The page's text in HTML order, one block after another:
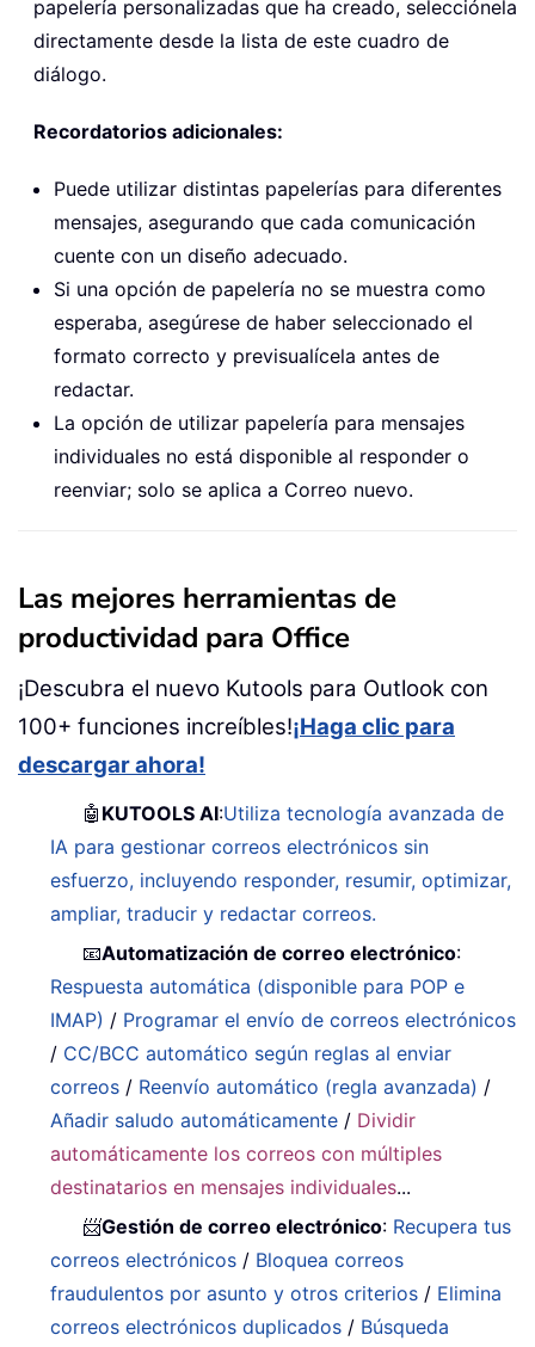
papelería personalizadas que ha creado, selecciónela
directamente desde la lista de este cuadro de
diálogo.
Recordatorios adicionales:
Puede utilizar distintas papelerías para diferentes
mensajes, asegurando que cada comunicación
cuente con un diseño adecuado.
Si una opción de papelería no se muestra como
esperaba, asegúrese de haber seleccionado el
formato correcto y previsualícela antes de
redactar.
La opción de utilizar papelería para mensajes
individuales no está disponible al responder o
reenviar; solo se aplica a Correo nuevo.
Las mejores herramientas de
productividad para Office
¡Descubra el nuevo Kutools para Outlook con
100+ funciones increíbles!¡Haga clic para
descargar ahora!
🤖 KUTOOLS AI:Utiliza tecnología avanzada de
IA para gestionar correos electrónicos sin
esfuerzo, incluyendo responder, resumir, optimizar,
ampliar, traducir y redactar correos.
📧Automatización de correo electrónico:
Respuesta automática (disponible para POP e
IMAP) / Programar el envío de correos electrónicos
/ CC/BCC automático según reglas al enviar
correos / Reenvío automático (regla avanzada) /
Añadir saludo automáticamente / Dividir
automáticamente los correos con múltiples
destinatarios en mensajes individuales...
📨Gestión de correo electrónico: Recupera tus
correos electrónicos / Bloquea correos
fraudulentos por asunto y otros criterios / Elimina
correos electrónicos duplicados / Búsqueda